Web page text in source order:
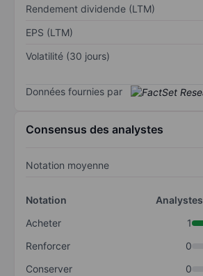
Rendement dividende (LTM)
EPS (LTM)
Volatilité (30 jours)
Données fournies par
Consensus des analystes
Notation moyenne
Notation
Analystes
Acheter
1
Renforcer
0
Conserver
0